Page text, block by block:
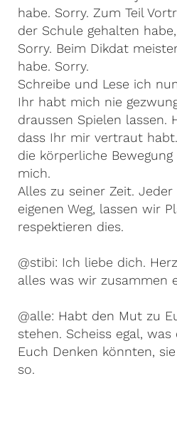
habe. Sorry. Zum Teil
der Schule gehalten
Sorry. Beim Dikdat
habe. Sorry.
Schreibe und Lese ich
Ihr habt mich nie
draussen Spielen lassen.
dass Ihr mir vertraut
die körperliche
mich.
Alles zu seiner Zeit.
eigenen Weg, lassen wir
respektieren dies.
@stibi: Ich liebe dich.
alles was wir zusammen
@alle: Habt den Mut zu
stehen. Scheiss egal,
Euch Denken könnten,
so.